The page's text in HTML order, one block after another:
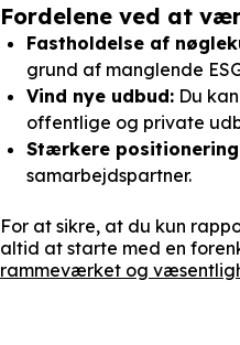
Fordelene ved at
Fastholdelse af
grund af manglende
Vind nye udbud: Du
offentlige og private
Stærkere
samarbejdspartner.
For at sikre, at du kun
altid at starte med en
rammeværket og